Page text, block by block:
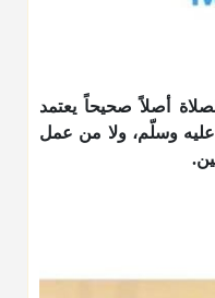
أصلاً صحيحاً يعتمد
وسلّم، ولا من عمل